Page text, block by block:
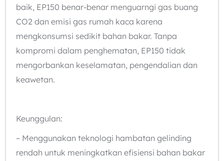
baik, EP150 benar-benar menguarngi gas buang
CO2 dan emisi gas rumah kaca karena
mengkonsumsi sedikit bahan bakar. Tanpa
kompromi dalam penghematan, EP150 tidak
mengorbankan keselamatan, pengendalian dan
keawetan.
Keunggulan:
– Menggunakan teknologi hambatan gelinding
rendah untuk meningkatkan efisiensi bahan bakar